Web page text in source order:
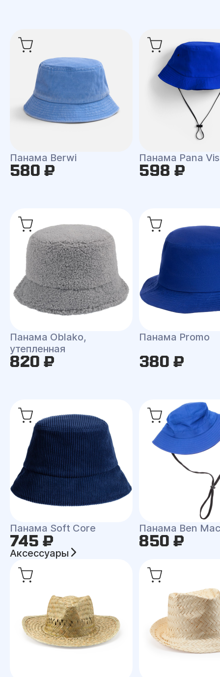
Панама Berwi
580 ₽
Панама Pana
598 ₽
Панама Oblako,
утепленная
820 ₽
Панама Promo
380 ₽
Панама Soft Core
745 ₽
Панама Ben Mac
850 ₽
Аксессуары